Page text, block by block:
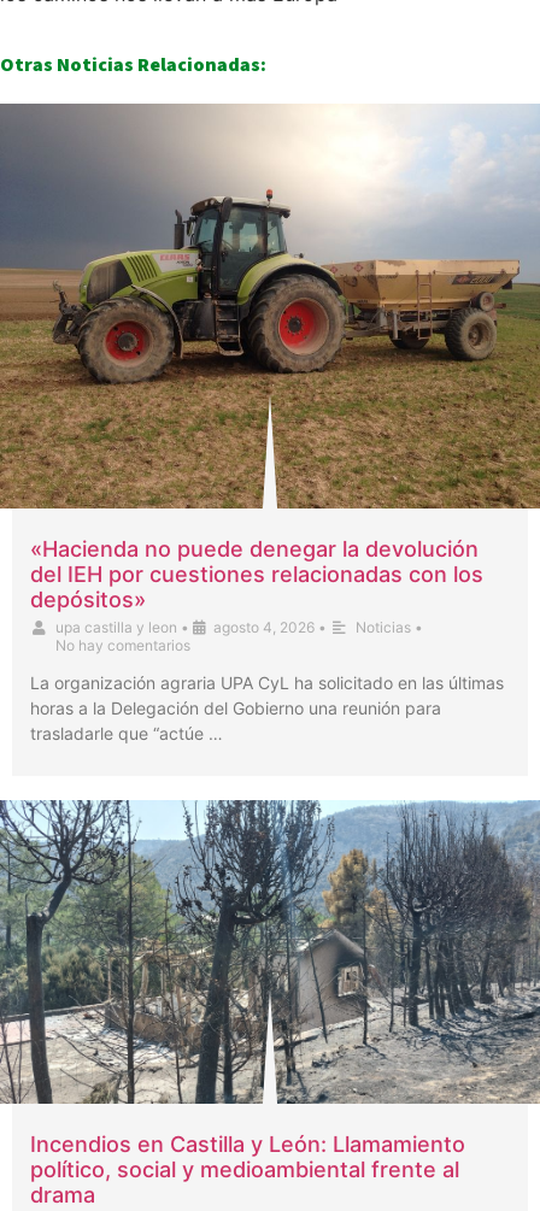
Otras Noticias Relacionadas:
«Hacienda no puede denegar la devolución
del IEH por cuestiones relacionadas con los
depósitos»
upa castilla y leon • agosto 4, 2026 • Noticias •
No hay comentarios
La organización agraria UPA CyL ha solicitado en las últimas
horas a la Delegación del Gobierno una reunión para
trasladarle que “actúe …
Incendios en Castilla y León: Llamamiento
político, social y medioambiental frente al
drama